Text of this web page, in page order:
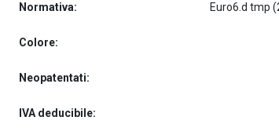
Normativa:
Colore:
Neopatentati:
IVA deducibile: